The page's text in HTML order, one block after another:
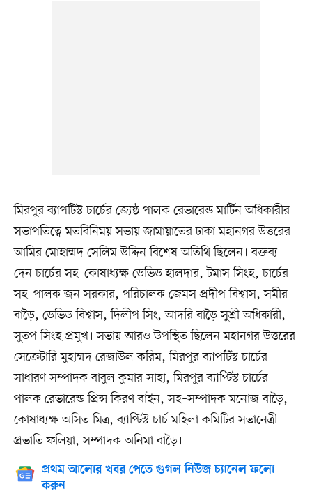
মিরপুর ব্যাপটিস্ট চার্চের জ্যেষ্ঠ পালক রেভারেন্ড মার্টিন অধিকারীর
সভাপতিত্বে মতবিনিময় সভায় জামায়াতের ঢাকা মহানগর উত্তরের
আমির মোহাম্মদ সেলিম উদ্দিন বিশেষ অতিথি ছিলেন। বক্তব্য
দেন চার্চের সহ–কোষাধ্যক্ষ ডেভিড হালদার, টমাস সিংহ, চার্চের
সহ–পালক জন সরকার, পরিচালক জেমস প্রদীপ বিশ্বাস, সমীর
বাড়ৈ, ডেভিড বিশ্বাস, দিলীপ সিং, আদরি বাড়ৈ সুশ্রী অধিকারী,
সুতপ সিংহ প্রমুখ। সভায় আরও উপস্থিত ছিলেন মহানগর উত্তরের
সেক্রেটারি মুহাম্মদ রেজাউল করিম, মিরপুর ব্যাপটিস্ট চার্চের
সাধারণ সম্পাদক বাবুল কুমার সাহা, মিরপুর ব্যাপ্টিস্ট চার্চের
পালক রেভারেন্ড প্রিন্স কিরণ বাইন, সহ–সম্পাদক মনোজ বাড়ৈ,
কোষাধ্যক্ষ অসিত মিত্র, ব্যাপ্টিস্ট চার্চ মহিলা কমিটির সভানেত্রী
প্রভাতি ফলিয়া, সম্পাদক অনিমা বাড়ৈ।
প্রথম আলোর খবর পেতে গুগল নিউজ চ্যানেল ফলো
করুন